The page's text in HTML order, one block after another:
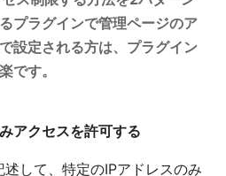
プラグインで管理ページのア
設定される方は、プラグイン
です。
アクセスを許可する
述して、特定のIPアドレスのみ